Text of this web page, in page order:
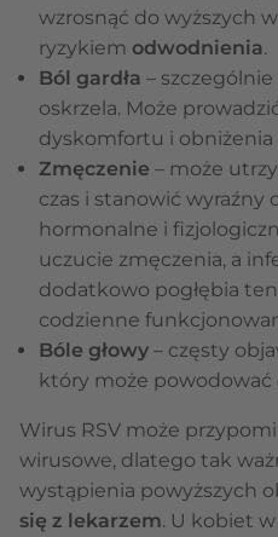
wzrosnąć do wyższych
ryzykiem odwodnienia.
Ból gardła –
oskrzela. Może
dyskomfortu i
Zmęczenie – może
czas i stanowić wyraźny
hormonalne i
uczucie zmęczenia, a
dodatkowo pogłębia
codzienne
Bóle głowy – częsty
który może
Wirus RSV może
wirusowe, dlatego tak
wystąpienia powyższych
się z lekarzem. U kobiet w